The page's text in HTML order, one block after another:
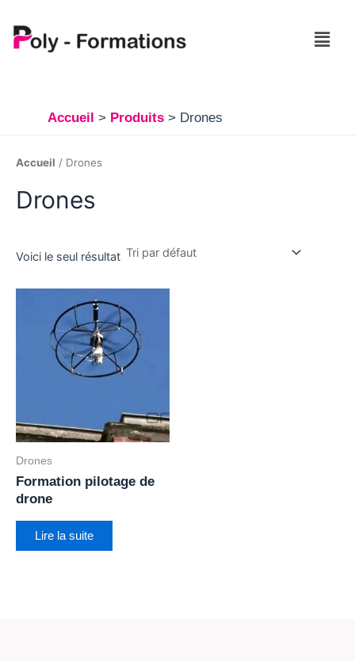
contenu
Menu
Accueil Produits Drones
Accueil / Drones
Drones
Voici le seul résultat
Drones
Formation pilotage de
drone
Lire la suite